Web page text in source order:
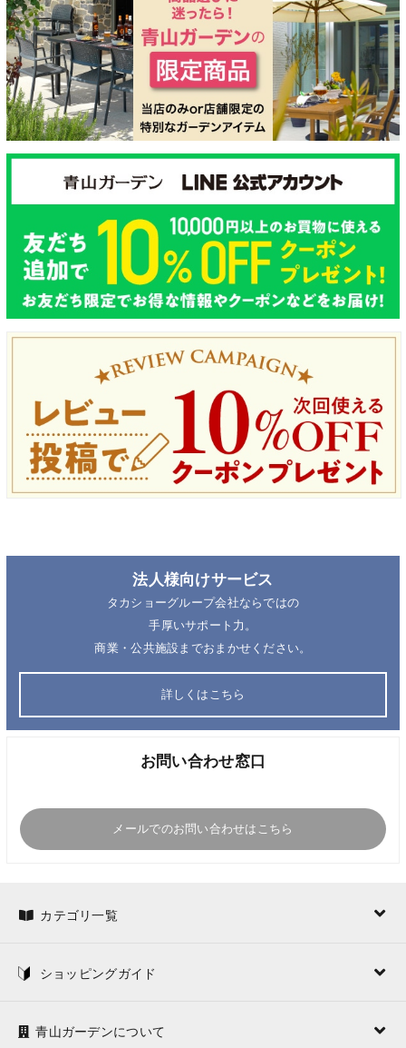
法人様向けサービス
タカショーグループ会社ならではの
手厚いサポート力。
商業・公共施設までおまかせください。
詳しくはこちら
お問い合わせ窓口
メールでのお問い合わせはこちら
カテゴリ一覧
ショッピングガイド
青山ガーデンについて